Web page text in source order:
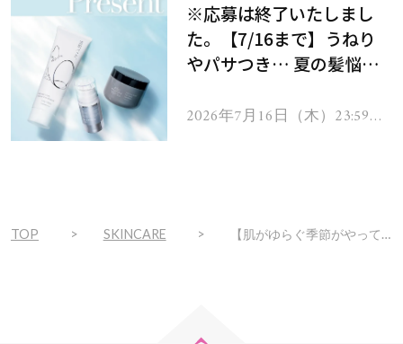
※応募は終了いたしまし
た。【7/16まで】うねり
やパサつき… 夏の髪悩み
ムを13名様にプレゼン
2026年7月16日（木）23:59ま
TOP SKINCARE 【肌がゆらぐ季節がやってきました】肌荒れが心配な人に使ってほしいコスメ